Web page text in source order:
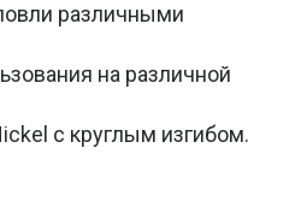
различными
на различной
с круглым изгибом.